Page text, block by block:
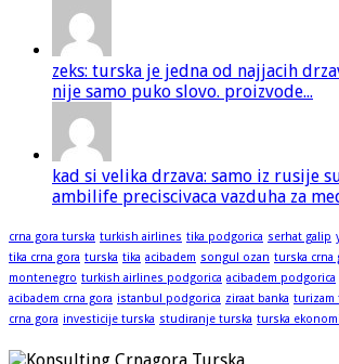
zeks: turska je jedna od najjacih
nije samo puko slovo. proizvode...
kad si velika drzava: samo iz rusije
ambilife preciscivaca vazduha za
crna gora turska turkish airlines tika podgorica serhat galip
tika crna gora turska tika acibadem songul ozan turska crna
montenegro turkish airlines podgorica acibadem podgorica
acibadem crna gora istanbul podgorica ziraat banka turizam
crna gora investicije turska studiranje turska turska